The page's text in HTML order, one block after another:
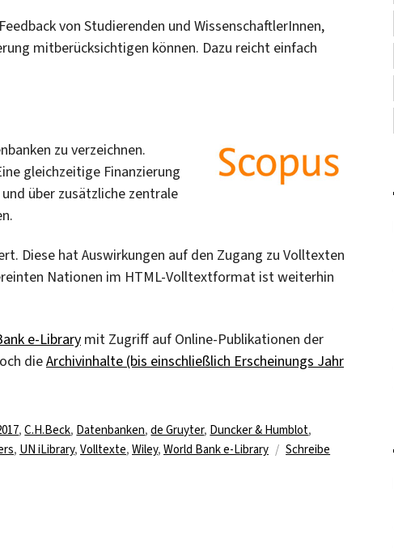
von Studierenden und WissenschaftlerInnen,
mitberücksichtigen können. Dazu reicht einfach
zu verzeichnen.
gleichzeitige Finanzierung
über zusätzliche zentrale
Diese hat Auswirkungen auf den Zugang zu Volltexten
Nationen im HTML-Volltextformat ist weiterhin
e-Library mit Zugriff auf Online-Publikationen der
dieArchivinhalte (bis einschließlich Erscheinungs Jahr
,C.H.Beck, Datenbanken,de Gruyter, Duncker & Humblot,
, UN iLibrary, Volltexte, Wiley, World Bank e-Library
Schreibe